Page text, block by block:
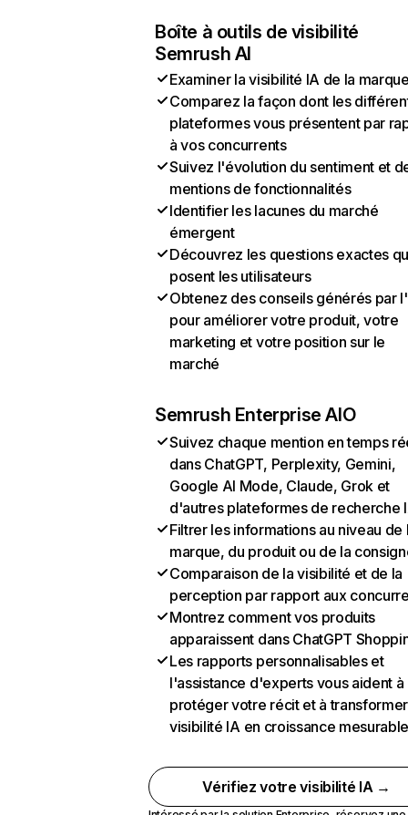
Boîte à outils de visibilité
Semrush AI
Examiner la visibilité IA de la
Comparez la façon dont les
plateformes vous présentent par
à vos concurrents
Suivez l'évolution du sentiment et
mentions de fonctionnalités
Identifier les lacunes du marché
émergent
Découvrez les questions exactes
posent les utilisateurs
Obtenez des conseils générés par
pour améliorer votre produit, votre
marketing et votre position sur le
marché
Semrush Enterprise AIO
Suivez chaque mention en temps
dans ChatGPT, Perplexity, Gemini,
Google AI Mode, Claude, Grok et
d'autres plateformes de recherche
Filtrer les informations au niveau de
marque, du produit ou de la
Comparaison de la visibilité et de la
perception par rapport aux
Montrez comment vos produits
apparaissent dans ChatGPT
Les rapports personnalisables et
l'assistance d'experts vous aident à
protéger votre récit et à
visibilité IA en croissance
Vérifiez votre visibilité IA →